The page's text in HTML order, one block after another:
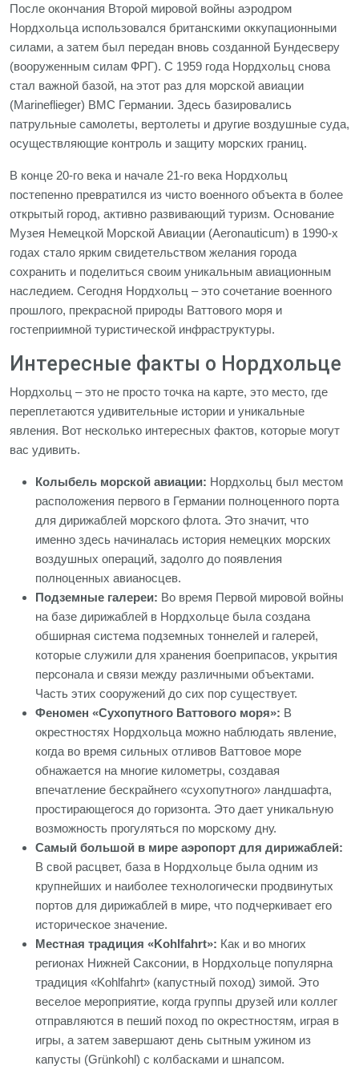
После окончания Второй мировой войны аэродром
Нордхольца использовался британскими оккупационными
силами, а затем был передан вновь созданной Бундесверу
(вооруженным силам ФРГ). С 1959 года Нордхольц снова
стал важной базой, на этот раз для морской авиации
(Marineflieger) ВМС Германии. Здесь базировались
патрульные самолеты, вертолеты и другие воздушные суда,
осуществляющие контроль и защиту морских границ.
В конце 20-го века и начале 21-го века Нордхольц
постепенно превратился из чисто военного объекта в более
открытый город, активно развивающий туризм. Основание
Музея Немецкой Морской Авиации (Aeronauticum) в 1990-х
годах стало ярким свидетельством желания города
сохранить и поделиться своим уникальным авиационным
наследием. Сегодня Нордхольц – это сочетание военного
прошлого, прекрасной природы Ваттового моря и
гостеприимной туристической инфраструктуры.
Интересные факты о Нордхольце
Нордхольц – это не просто точка на карте, это место, где
переплетаются удивительные истории и уникальные
явления. Вот несколько интересных фактов, которые могут
вас удивить.
Колыбель морской авиации: Нордхольц был местом
расположения первого в Германии полноценного порта
для дирижаблей морского флота. Это значит, что
именно здесь начиналась история немецких морских
воздушных операций, задолго до появления
полноценных авианосцев.
Подземные галереи: Во время Первой мировой войны
на базе дирижаблей в Нордхольце была создана
обширная система подземных тоннелей и галерей,
которые служили для хранения боеприпасов, укрытия
персонала и связи между различными объектами.
Часть этих сооружений до сих пор существует.
Феномен «Сухопутного Ваттового моря»: В
окрестностях Нордхольца можно наблюдать явление,
когда во время сильных отливов Ваттовое море
обнажается на многие километры, создавая
впечатление бескрайнего «сухопутного» ландшафта,
простирающегося до горизонта. Это дает уникальную
возможность прогуляться по морскому дну.
Самый большой в мире аэропорт для дирижаблей:
В свой расцвет, база в Нордхольце была одним из
крупнейших и наиболее технологически продвинутых
портов для дирижаблей в мире, что подчеркивает его
историческое значение.
Местная традиция «Kohlfahrt»: Как и во многих
регионах Нижней Саксонии, в Нордхольце популярна
традиция «Kohlfahrt» (капустный поход) зимой. Это
веселое мероприятие, когда группы друзей или коллег
отправляются в пеший поход по окрестностям, играя в
игры, а затем завершают день сытным ужином из
капусты (Grünkohl) с колбасками и шнапсом.